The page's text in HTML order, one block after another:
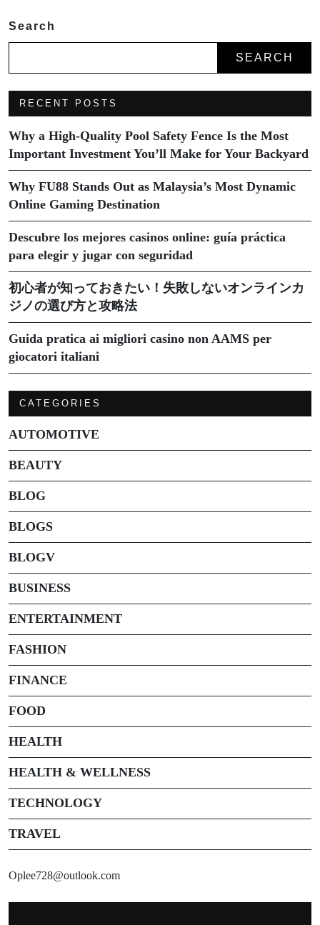
Search
SEARCH
RECENT POSTS
Why a High-Quality Pool Safety Fence Is the Most
Important Investment You’ll Make for Your Backyard
Why FU88 Stands Out as Malaysia’s Most Dynamic
Online Gaming Destination
Descubre los mejores casinos online: guía práctica
para elegir y jugar con seguridad
初心者が知っておきたい！失敗しないオンラインカ
ジノの選び方と攻略法
Guida pratica ai migliori casino non AAMS per
giocatori italiani
CATEGORIES
AUTOMOTIVE
BEAUTY
BLOG
BLOGS
BLOGV
BUSINESS
ENTERTAINMENT
FASHION
FINANCE
FOOD
HEALTH
HEALTH & WELLNESS
TECHNOLOGY
TRAVEL
Oplee728@outlook.com